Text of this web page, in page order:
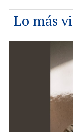
Lo más